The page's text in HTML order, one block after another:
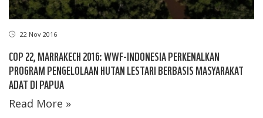
22 Nov 2016
COP 22, MARRAKECH 2016: WWF-INDONESIA PERKENALKAN
PROGRAM PENGELOLAAN HUTAN LESTARI BERBASIS MASYARAKAT
ADAT DI PAPUA
Read More »